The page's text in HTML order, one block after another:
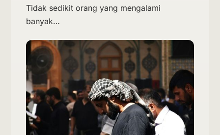
Tidak sedikit orang yang mengalami
banyak…